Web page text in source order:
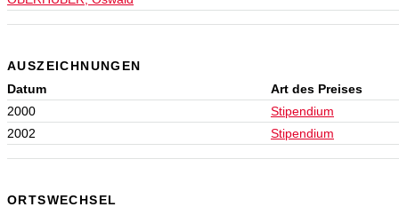
AUSZEICHNUNGEN
Datum
Art des Preises
2000
Stipendium
2002
Stipendium
ORTSWECHSEL